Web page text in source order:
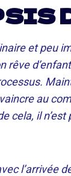
et peu
rêve
au
cela, il
l’arrivée